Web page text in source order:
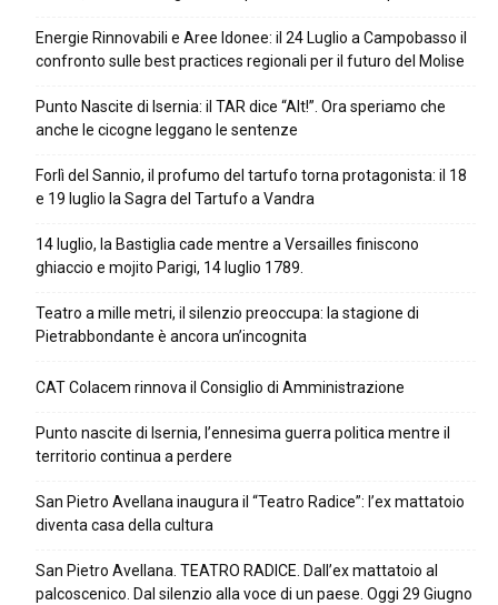
Energie Rinnovabili e Aree Idonee: il 24 Luglio a Campobasso il
confronto sulle best practices regionali per il futuro del Molise
Punto Nascite di Isernia: il TAR dice “Alt!”. Ora speriamo che
anche le cicogne leggano le sentenze
Forlì del Sannio, il profumo del tartufo torna protagonista: il 18
e 19 luglio la Sagra del Tartufo a Vandra
14 luglio, la Bastiglia cade mentre a Versailles finiscono
ghiaccio e mojito Parigi, 14 luglio 1789.
Teatro a mille metri, il silenzio preoccupa: la stagione di
Pietrabbondante è ancora un’incognita
CAT Colacem rinnova il Consiglio di Amministrazione
Punto nascite di Isernia, l’ennesima guerra politica mentre il
territorio continua a perdere
San Pietro Avellana inaugura il “Teatro Radice”: l’ex mattatoio
diventa casa della cultura
San Pietro Avellana. TEATRO RADICE. Dall’ex mattatoio al
palcoscenico. Dal silenzio alla voce di un paese. Oggi 29 Giugno